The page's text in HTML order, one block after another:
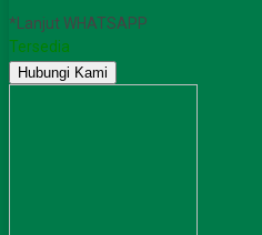
*Lanjut WHATSAPP
Tersedia
Hubungi Kami